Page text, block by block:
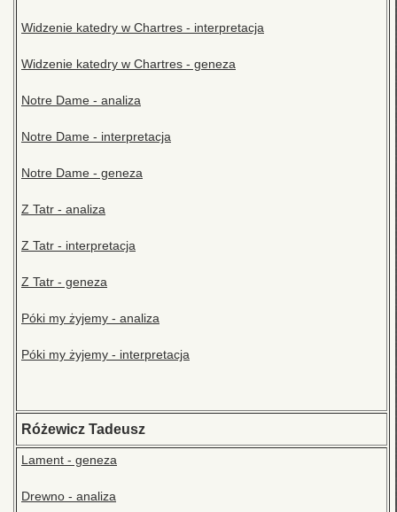
Widzenie katedry w Chartres - interpretacja
Widzenie katedry w Chartres - geneza
Notre Dame - analiza
Notre Dame - interpretacja
Notre Dame - geneza
Z Tatr - analiza
Z Tatr - interpretacja
Z Tatr - geneza
Póki my żyjemy - analiza
Póki my żyjemy - interpretacja
Różewicz Tadeusz
Lament - geneza
Drewno - analiza